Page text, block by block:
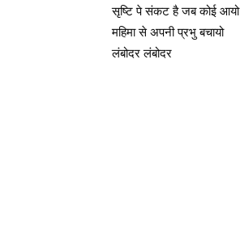
सृष्टि पे संकट है जब कोई आयो
महिमा से अपनी प्रभु बचायो
लंबोदर लंबोदर